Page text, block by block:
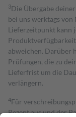
3Die Übergabe
bei uns werktags
Lieferzeitpunkt kann
abweichen. Darüber
Prüfungen, die zu
Lieferfrist um die
verlängern.
4Für
Rezept aus und der